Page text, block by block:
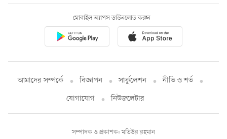
মোবাইল অ্যাপস ডাউনলোড করুন
আমাদের সম্পর্কে বিজ্ঞাপন সার্কুলেশন
নীতি ও শর্ত
যোগাযোগ
নিউজলেটার
সম্পাদক ও প্রকাশক: মতিউর রহমান